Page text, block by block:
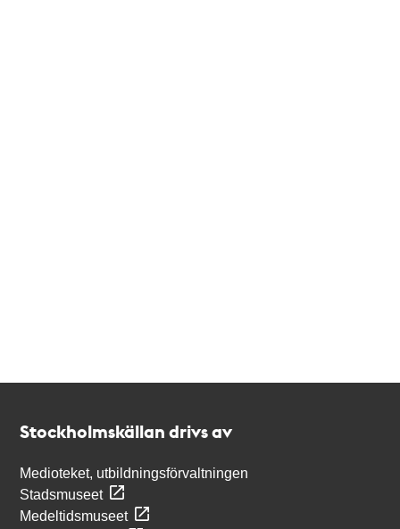
Stockholmskällan drivs av
Medioteket, utbildningsförvaltningen
Stadsmuseet
Medeltidsmuseet